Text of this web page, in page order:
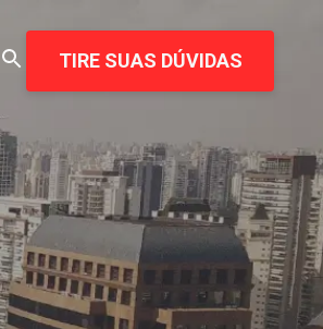
TIRE SUAS DÚVIDAS